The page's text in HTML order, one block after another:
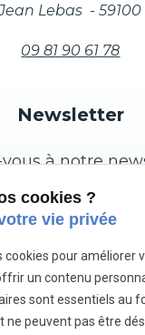
Lebas - 59100
09 81 90 61 78
Newsletter
à notre
des
et
cookies ?
vie privée
cookies pour améliorer
un contenu
sont essentiels au
ne peuvent pas être